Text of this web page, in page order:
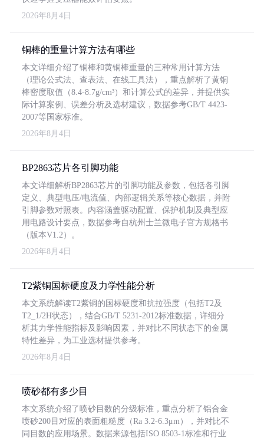
2026年8月4日
铜棒的重量计算方法有哪些
本文详细介绍了铜棒和黄铜棒重量的三种常用计算方法
（理论公式法、查表法、在线工具法），重点解析了黄铜
棒密度取值（8.4-8.7g/cm³）和计算公式的差异，并提供实
际计算案例、误差分析及选材建议，数据参考GB/T 4423-
2007等国家标准。
2026年8月4日
BP2863芯片各引脚功能
本文详细解析BP2863芯片的引脚功能及参数，包括各引脚
定义、典型电压/电流值、内部逻辑关系等核心数据，并附
引脚参数对照表。内容涵盖驱动配置、保护机制及典型应
用电路设计要点，数据参考自杭州士兰微电子官方规格书
（版本V1.2）。
2026年8月4日
T2紫铜国标硬度及力学性能分析
本文系统解读T2紫铜的国标硬度和抗拉强度（包括T2及
T2_1/2H状态），结合GB/T 5231-2012标准数据，详细分
析其力学性能指标及影响因素，并对比不同状态下的金属
特性差异，为工业选材提供参考。
2026年8月4日
喷砂都有多少目
本文系统介绍了喷砂目数的分级标准，重点分析了铝合金
喷砂200目对应的表面粗糙度（Ra 3.2-6.3μm），并对比不
同目数的应用场景。数据来源包括ISO 8503-1标准和行业